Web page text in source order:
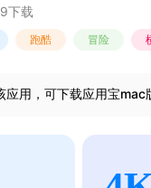
下载
跑酷 冒险
应用，可下载应用宝mac